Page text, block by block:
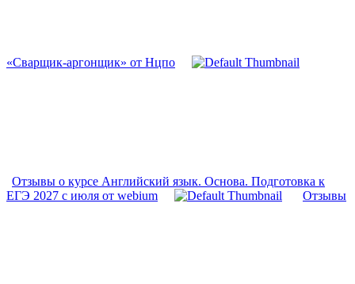
«Сварщик-аргонщик» от Нцпо
Отзывы о курсе Английский язык. Основа. Подготовка к
ЕГЭ 2027 с июля от webium
Отзывы